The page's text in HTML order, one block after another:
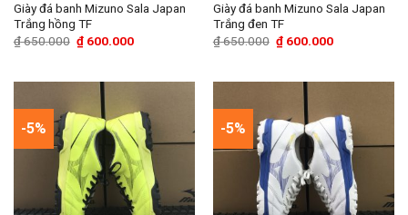
Giày đá banh Mizuno Sala Japan
Trắng hồng TF
₫650.000 Giá
gốc
₫600.000Giá
₫ 600.000.
Giày đá banh Mizuno Sala Japan
Trắng đen TF
₫650.000 Giá
gốc
₫600.000Giá
₫ 600.000.
-5% -5%